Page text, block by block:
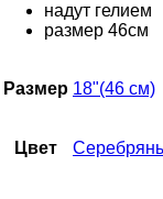
надут гелием
размер 46см
Размер 18"(46 см)
Цвет